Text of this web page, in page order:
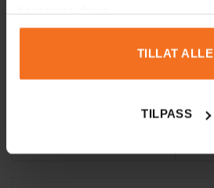
TILLAT ALLE
TILPASS